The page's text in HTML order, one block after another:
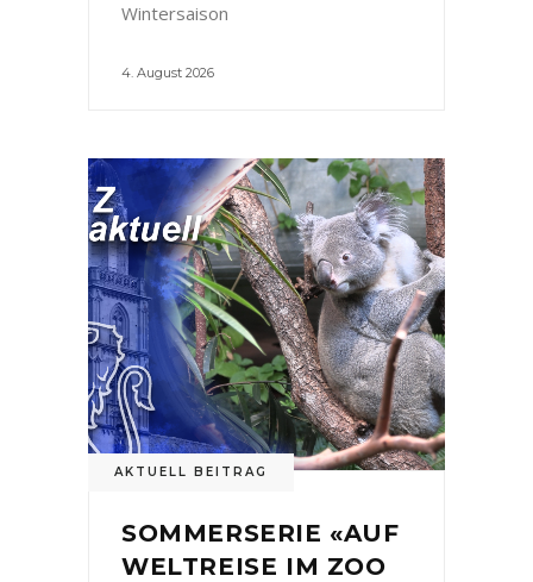
Wintersaison
4. August 2026
AKTUELL BEITRAG
SOMMERSERIE «AUF
WELTREISE IM ZOO